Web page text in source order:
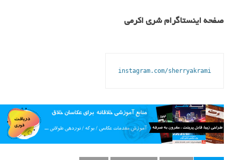
صفحه اینستاگرام شری اکرمی
instagram.com/sherryakrami